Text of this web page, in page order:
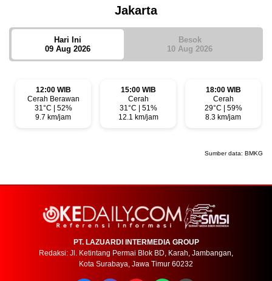
Jakarta
Hari Ini
09 Aug 2026
Besok
10 Aug 2026
12:00 WIB
Cerah Berawan
31°C | 52%
9.7 km/jam
15:00 WIB
Cerah
31°C | 51%
12.1 km/jam
18:00 WIB
Cerah
29°C | 59%
8.3 km/jam
Sumber data: BMKG
PT. LAZUARDI INTERMEDIA GROUP
Redaksi: Jl. Ketintang Permai Blok BD, Karah, Jambangan,
Kota Surabaya, Jawa Timur 60232